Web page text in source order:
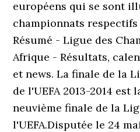
européens qui se sont
championnats
Résumé - Ligue des
Afrique - Résultats,
et news. La finale de la
de l'UEFA 2013-2014 est
neuvième finale de la
l'UEFA.Disputée le 24